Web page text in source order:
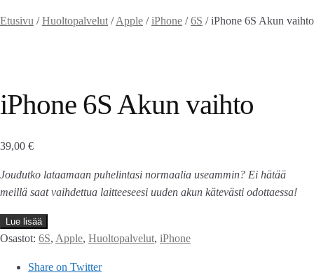
Etusivu /Huoltopalvelut /Apple /iPhone /6S /iPhone 6S Akun vaihto
iPhone 6S Akun vaihto
39,00 €
Joudutko lataamaan puhelintasi normaalia useammin? Ei hätää
meillä saat vaihdettua laitteeseesi uuden akun kätevästi odottaessa!
Lue lisää
Osastot: 6S, Apple, Huoltopalvelut, iPhone
Share on Twitter